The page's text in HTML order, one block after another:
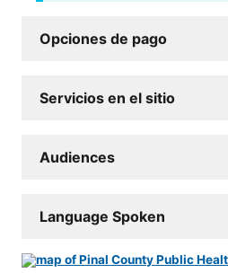
Opciones de pago
Servicios en el sitio
Audiences
Language Spoken